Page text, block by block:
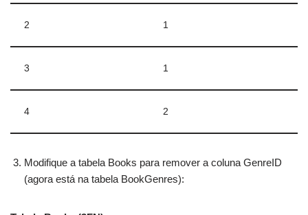
2 1
3 1
4 2
Modifique a tabela Books para remover a coluna GenreID
(agora está na tabela BookGenres):